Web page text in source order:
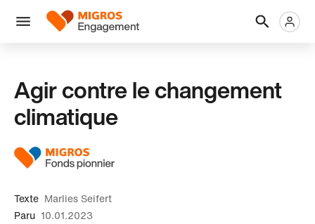
liens
tête
Menu
Logo
Agir contre le changement
climatique
Texte Marlies Seifert
Paru 10.01.2023